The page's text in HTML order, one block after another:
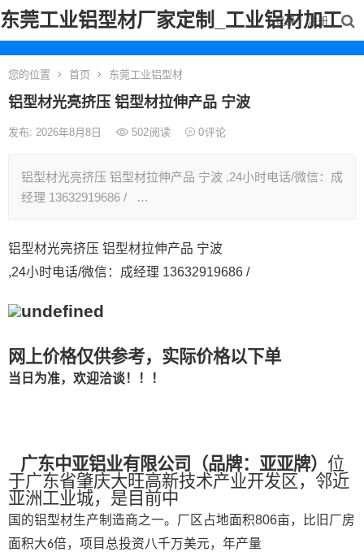
东莞工业铝型材厂家定制_工业铝材加工
登录 注册
您的位置 首页 东莞工业铝型材
铝型材光亮挤压 铝型材拉伸产品 宁波
发布: 2026年8月8日 502阅读 0评论
铝型材光亮挤压 铝型材拉伸产品 宁波 ,24小时电话/微信：成
经理 13632919686 / …
铝型材光亮挤压 铝型材拉伸产品 宁波
,24小时电话/微信：成经理 13632919686 /
网上价格仅供参考，实际价格以下单
当日为准，欢迎洽谈！！！
广东中亚铝业有限公司 （品牌：亚亚牌） 位
于广东省肇庆大旺高新技术产业开发区，邻近
亚洲工业城，是目前中
国的铝型材生产制造商之一。 厂区占地面积806亩，比旧厂房
面积大6倍，项目总投资八千万美元，年产量